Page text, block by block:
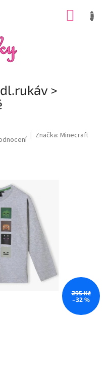
>
Značka: Minecraft
295 Kč
–32 %